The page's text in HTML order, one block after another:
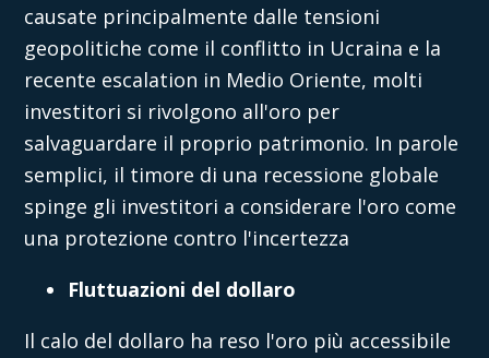
causate principalmente dalle tensioni
geopolitiche come il conflitto in Ucraina e la
recente escalation in Medio Oriente, molti
investitori si rivolgono all'oro per
salvaguardare il proprio patrimonio. In parole
semplici, il timore di una recessione globale
spinge gli investitori a considerare l'oro come
una protezione contro l'incertezza
Fluttuazioni del dollaro
Il calo del dollaro ha reso l'oro più accessibile